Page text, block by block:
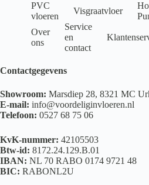
PVC
vloeren
Visgraatvloer
Over
ons
Service
en
contact
Contactgegevens
Showroom: Marsdiep 28, 8321 MC
E-mail: info@voordeliginvloeren.nl
Telefoon: 0527 68 75 06
KvK-nummer: 42105503
Btw-id: 8172.24.129.B.01
IBAN: NL 70 RABO 0174 9721 48
BIC: RABONL2U